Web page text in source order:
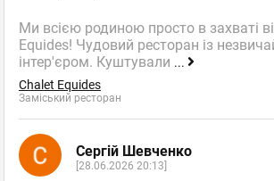
Ми всією родиною просто в захваті
Equides! Чудовий ресторан із
інтер'єром. Куштували ...
Chalet Equides
Заміський ресторан
Сергій Шевченко
[28.06.2026 20:13]